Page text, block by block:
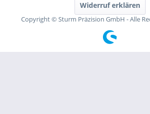
Widerruf erklären
Copyright © Sturm Präzision GmbH - Alle